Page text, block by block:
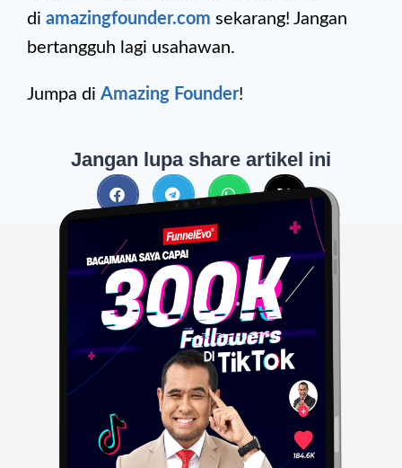
di amazingfounder.com sekarang! Jangan
bertangguh lagi usahawan.
Jumpa di Amazing Founder!
Jangan lupa share artikel ini